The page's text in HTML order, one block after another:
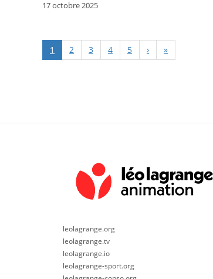
17 octobre 2025
1 2 3 4 5 › »
leolagrange.org
leolagrange.tv
leolagrange.io
leolagrange-sport.org